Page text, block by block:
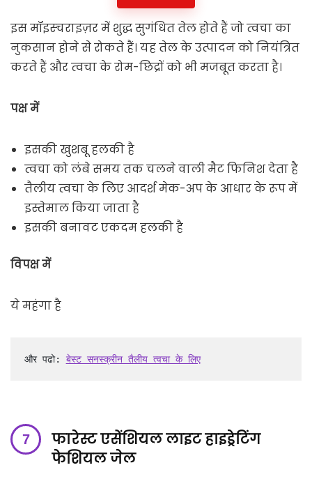
इस मॉइस्चराइज़र में शुद्ध सुगंधित तेल होते हैं जो त्वचा का
नुकसान होने से रोकते हैं। यह तेल के उत्पादन को नियंत्रित
करते हैं और त्वचा के रोम-छिद्रों को भी मजबूत करता है।
पक्ष में
इसकी खुशबू हलकी है
त्वचा को लंबे समय तक चलने वाली मैट फिनिश देता है
तैलीय त्वचा के लिए आदर्श मेक-अप के आधार के रूप में
इस्तेमाल किया जाता है
इसकी बनावट एकदम हलकी है
विपक्ष में
ये महंगा है
और पढो: बेस्ट सनस्क्रीन तैलीय त्वचा के लिए
फारेस्ट एसेंशियल लाइट हाइड्रेटिंग
फेशियल जेल